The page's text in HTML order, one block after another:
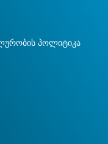
პოლიტიკა